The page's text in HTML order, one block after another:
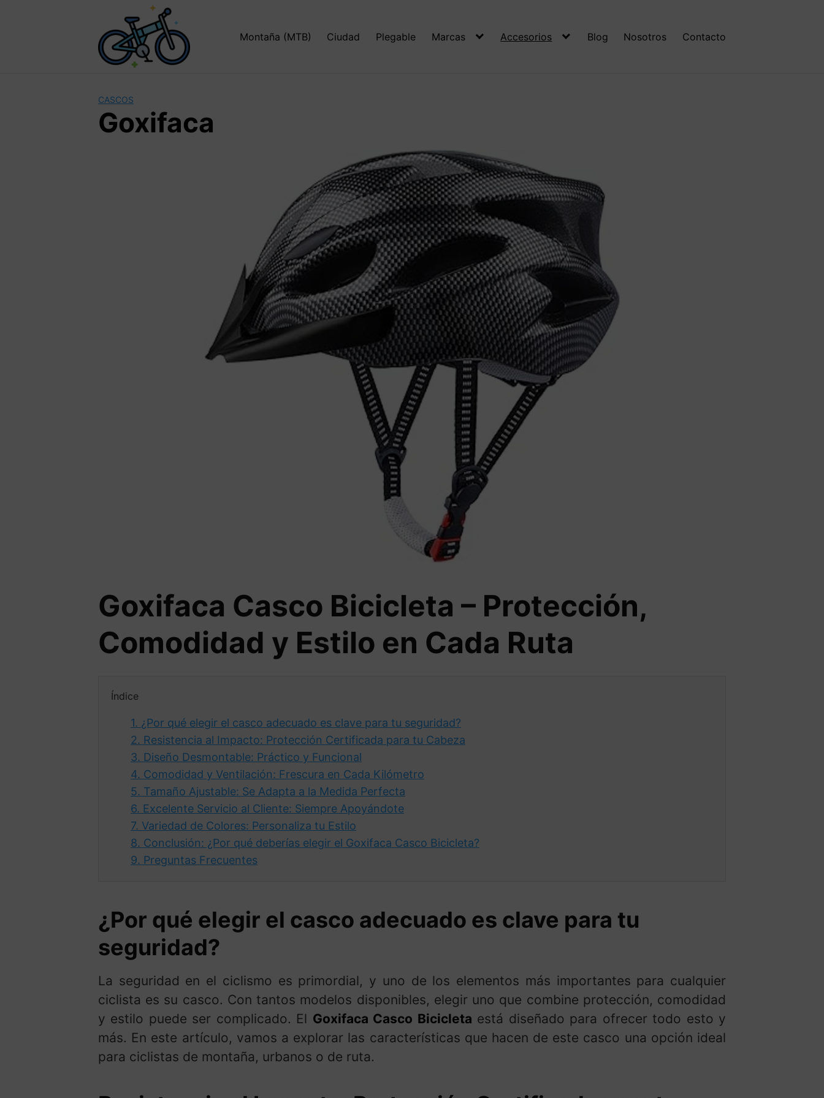
Montaña (MTB) Ciudad Plegable Marcas Accesorios Blog Nosotros Contacto
CASCOS
Goxifaca
Goxifaca Casco Bicicleta – Protección,
Comodidad y Estilo en Cada Ruta
Índice
1. ¿Por qué elegir el casco adecuado es clave para tu seguridad?
2. Resistencia al Impacto: Protección Certificada para tu Cabeza
3. Diseño Desmontable: Práctico y Funcional
4. Comodidad y Ventilación: Frescura en Cada Kilómetro
5. Tamaño Ajustable: Se Adapta a la Medida Perfecta
6. Excelente Servicio al Cliente: Siempre Apoyándote
7. Variedad de Colores: Personaliza tu Estilo
8. Conclusión: ¿Por qué deberías elegir el Goxifaca Casco Bicicleta?
9. Preguntas Frecuentes
¿Por qué elegir el casco adecuado es clave para tu
seguridad?
La seguridad en el ciclismo es primordial, y uno de los elementos más importantes para cualquier
ciclista es su casco. Con tantos modelos disponibles, elegir uno que combine protección, comodidad
y estilo puede ser complicado. El Goxifaca Casco Bicicleta está diseñado para ofrecer todo esto y
más. En este artículo, vamos a explorar las características que hacen de este casco una opción ideal
para ciclistas de montaña, urbanos o de ruta.